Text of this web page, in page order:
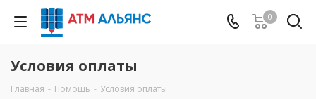
0
Условия оплаты
Главная - Помощь - Условия оплаты